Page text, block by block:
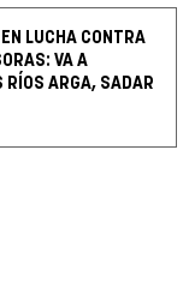
LUCHA CONTRA
VA A
RÍOS ARGA, SADAR